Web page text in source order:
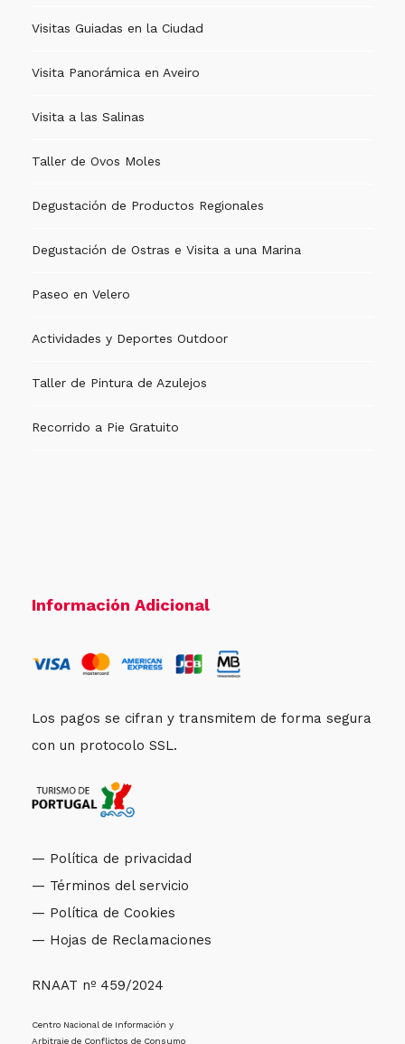
Visitas Guiadas en la Ciudad
Visita Panorámica en Aveiro
Visita a las Salinas
Taller de Ovos Moles
Degustación de Productos Regionales
Degustación de Ostras e Visita a una Marina
Paseo en Velero
Actividades y Deportes Outdoor
Taller de Pintura de Azulejos
Recorrido a Pie Gratuito
Información Adicional
Los pagos se cifran y transmitem de forma segura
con un protocolo SSL.
— Política de privacidad
— Términos del servicio
— Política de Cookies
— Hojas de Reclamaciones
RNAAT nº 459/2024
Centro Nacional de Información y
Arbitraje de Conflictos de Consumo